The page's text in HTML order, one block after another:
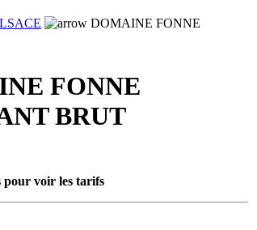
DOMAINE FONNE
FONNE
BRUT
pour voir les tarifs